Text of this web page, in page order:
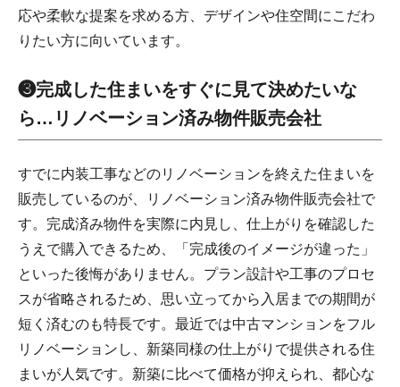
応や柔軟な提案を求める方、デザインや住空間にこだわ
りたい方に向いています。
❸完成した住まいをすぐに見て決めたいな
ら…リノベーション済み物件販売会社
すでに内装工事などのリノベーションを終えた住まいを
販売しているのが、リノベーション済み物件販売会社で
す。完成済み物件を実際に内見し、仕上がりを確認した
うえで購入できるため、「完成後のイメージが違った」
といった後悔がありません。プラン設計や工事のプロセ
スが省略されるため、思い立ってから入居までの期間が
短く済むのも特長です。最近では中古マンションをフル
リノベーションし、新築同様の仕上がりで提供される住
まいが人気です。新築に比べて価格が抑えられ、都心な